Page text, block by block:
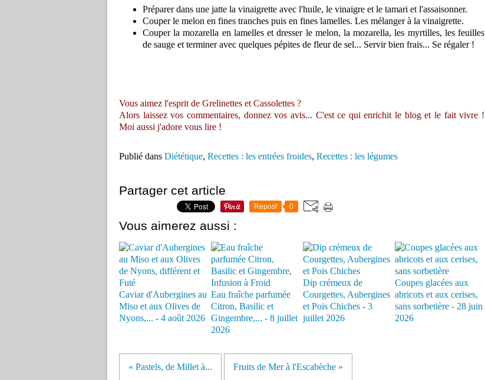
Préparer dans une jatte la vinaigrette avec l'huile, le vinaigre et le tamari et l'assaisonner.
Couper le melon en fines tranches puis en fines lamelles. Les mélanger à la vinaigrette.
Couper la mozarella en lamelles et dresser le melon, la mozarella, les myrtilles, les feuilles
de sauge et terminer avec quelques pépites de fleur de sel... Servir bien frais... Se régaler !
Vous aimez l'esprit de Grelinettes et Cassolettes ?
Alors laissez vos commentaires, donnez vos avis... C'est ce qui enrichit le blog et le fait vivre !
Moi aussi j'adore vous lire !
Publié dans Diététique, Recettes : les entrées froides, Recettes : les légumes
Partager cet article
Repost 0
Vous aimerez aussi :
Caviar d'Aubergines au
Miso et aux Olives de
Nyons,... - 4 août 2026
Eau fraîche parfumée
Citron, Basilic et
Gingembre,... - 8 juillet
2026
Dip crémeux de
Courgettes, Aubergines
et Pois Chiches - 3
juillet 2026
Coupes glacées aux
abricots et aux cerises,
sans sorbetière - 28 juin
2026
« Pastels, de Millet à... Fruits de Mer à l'Escabèche »